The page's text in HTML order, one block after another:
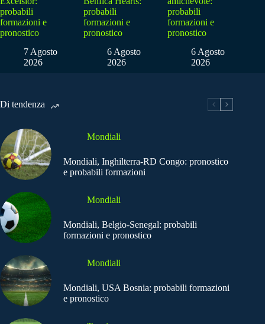
probabili
formazioni e
pronostico
7 Agosto
2026
probabili
formazioni e
pronostico
6 Agosto
2026
probabili
formazioni e
pronostico
6 Agosto
2026
Di tendenza
Mondiali
Mondiali, Inghilterra-RD Congo: pronostico
e probabili formazioni
Mondiali
Mondiali, Belgio-Senegal: probabili
formazioni e pronostico
Mondiali
Mondiali, USA Bosnia: probabili formazioni
e pronostico